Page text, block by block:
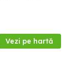
Vezi pe hartă